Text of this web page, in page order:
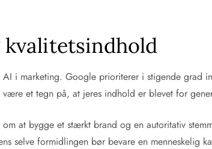
kvalitetsindhold
i marketing. Google prioriterer i stigende grad
et tegn på, at jeres indhold er blevet for
at bygge et stærkt brand og en autoritativ
selve formidlingen bør bevare en menneskelig